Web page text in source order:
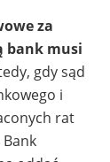
za
bank musi
gdy sąd
i
rat